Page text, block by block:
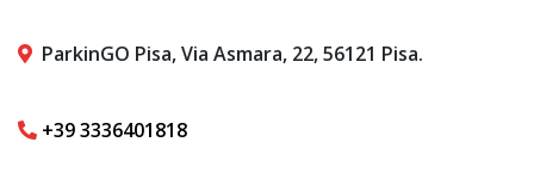
ParkinGO Pisa, Via Asmara, 22, 56121 Pisa.
+39 3336401818